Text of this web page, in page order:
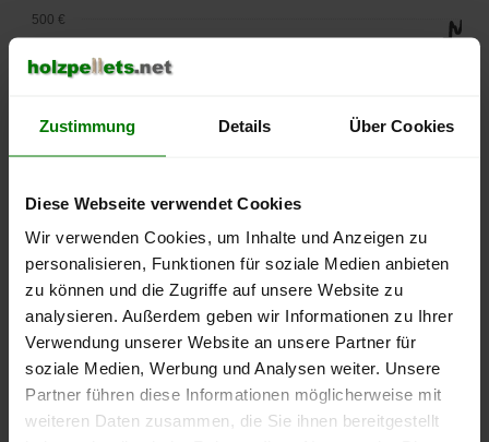
Zustimmung Details Über Cookies
Diese Webseite verwendet Cookies
Wir verwenden Cookies, um Inhalte und Anzeigen zu
personalisieren, Funktionen für soziale Medien anbieten
zu können und die Zugriffe auf unsere Website zu
analysieren. Außerdem geben wir Informationen zu Ihrer
Verwendung unserer Website an unsere Partner für
soziale Medien, Werbung und Analysen weiter. Unsere
Partner führen diese Informationen möglicherweise mit
weiteren Daten zusammen, die Sie ihnen bereitgestellt
lose Ware Sackware
September
Januar
Mai
250 €
400 €
450 €
500 €
Die aktuelle Preisentwicklung für Holzpellets in Deutschland
können Sie jederzeit auf unsererPelletspreise-Seite
nachvollziehen.